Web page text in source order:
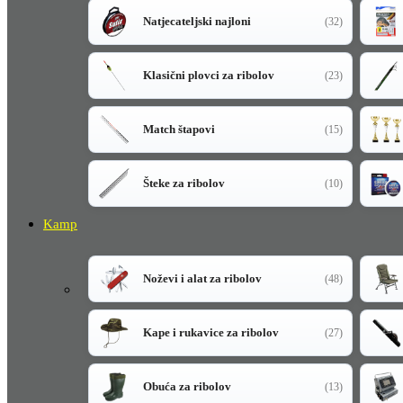
Natjecateljski najloni (32)
Klasični plovci za ribolov (23)
Match štapovi (15)
Šteke za ribolov (10)
Kamp
Noževi i alat za ribolov (48)
Kape i rukavice za ribolov (27)
Obuća za ribolov (13)